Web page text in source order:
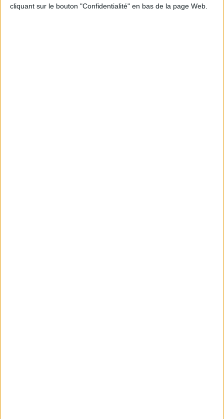
cliquant sur le bouton "Confidentialité" en bas de la page Web.
Classement